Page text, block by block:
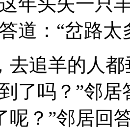
道：“岔路太
去追羊的人
了吗？”邻
呢？”邻居回